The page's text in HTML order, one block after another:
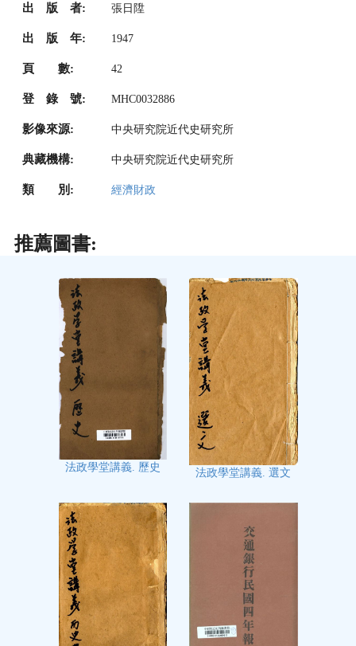
出 版 者: 張日陞
出 版 年: 1947
頁 數: 42
登 錄 號: MHC0032886
影像來源: 中央研究院近代史研究所
典藏機構: 中央研究院近代史研究所
類 別: 經濟財政
推薦圖書:
法政學堂講義. 歷史
法政學堂講義. 選文